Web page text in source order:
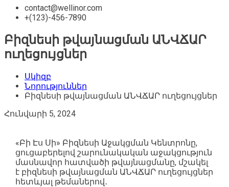
contact@wellinor.com
+(123)-456-7890
Բիզնեսի թվայնացման ԱՆՎՃԱՐ
ուղեցույցներ
Սկիզբ
Նորություններ
Բիզնեսի թվայնացման ԱՆՎՃԱՐ ուղեցույցներ
Հունվարի 5, 2024
«Բի Էս Սի» Բիզնեսի Աջակցման Կենտրոնը,
ցուցաբերելով շարունակական աջակցություն
մասնավոր հատվածի թվայնացմանը, մշակել
է բիզնեսի թվայնացման ԱՆՎՃԱՐ ուղեցույցներ
հետևյալ թեմաներով․